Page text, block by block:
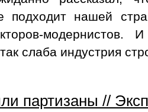
подходит нашей
модернистов.
слаба индустрия
партизаны //